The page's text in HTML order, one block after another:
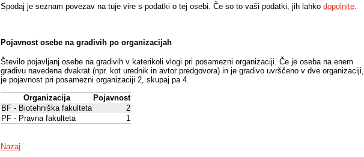
Spodaj je seznam povezav na tuje vire s podatki o tej osebi. Če so to vaši podatki, jih lahko dopolnite
Pojavnost osebe na gradivih po organizacijah
Število pojavljanj osebe na gradivih v katerikoli vlogi pri posamezni organizaciji. Če je oseba na enem
gradivu navedena dvakrat (npr. kot urednik in avtor predgovora) in je gradivo uvrščeno v dve organizaciji,
je pojavnost pri posamezni organizaciji 2, skupaj pa 4.
Organizacija
Pojavnost
BF - Biotehniška fakulteta
2
PF - Pravna fakulteta
1
Nazaj